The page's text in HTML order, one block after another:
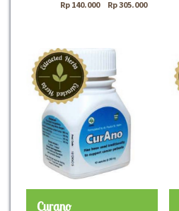
Rp 140.000– Rp305.000
Curano